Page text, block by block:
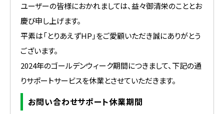
ユーザーの皆様におかれましては、益々御清栄のこととお
慶び申し上げます。
平素は「とりあえずHP」をご愛顧いただき誠にありがとう
ございます。
2024年のゴールデンウィーク期間につきまして、下記の通
りサポートサービスを休業とさせていただきます。
お問い合わせサポート休業期間